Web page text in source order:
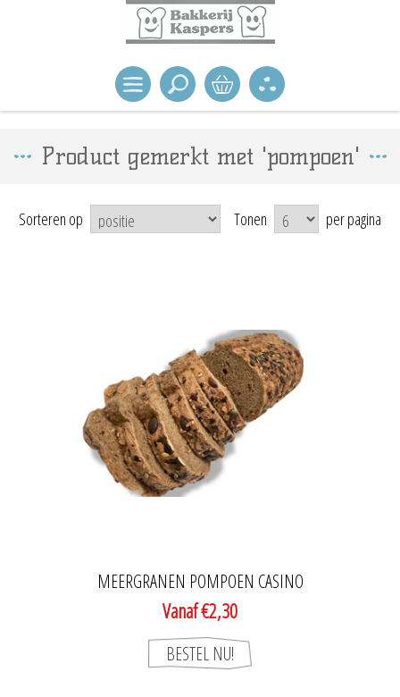
Product gemerkt met 'pompoen'
Sorteren op Tonen per pagina
MEERGRANEN POMPOEN CASINO
Vanaf €2,30